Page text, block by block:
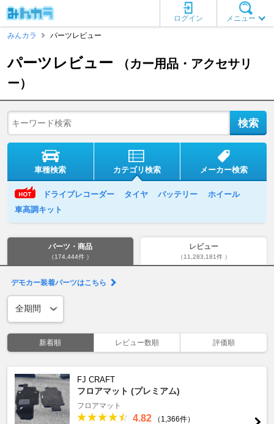
メニュー
ログイン
みんカラ
パーツレビュー
パーツレビュー
（カー用品・アクセサリ
ー）
車種検索 カテゴリ検索 メーカー検索
ドライブレコーダー タイヤ バッテリー
ホイール
車高調キット
パーツ・商品
（174,444件 ）
レビュー
（11,283,181件 ）
デモカー装着パーツはこちら
新着順 レビュー数順 評価順
FJ CRAFT
フロアマット (プレミアム)
フロアマット
4.82 （1,366件）